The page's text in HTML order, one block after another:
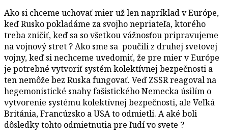
Ako si chceme uchovať mier už len napríklad v Európe,
keď Rusko pokladáme za svojho nepriateľa, ktorého
treba zničiť, keď sa so všetkou vážnosťou pripravujeme
na vojnový stret ? Ako sme sa poučili z druhej svetovej
vojny, keď si nechceme uvedomiť, že pre mier v Európe
je potrebné vytvoriť systém kolektívnej bezpečnosti a
ten nemôže bez Ruska fungovať. Veď ZSSR reagoval na
hegemonistické snahy fašistického Nemecka úsilím o
vytvorenie systému kolektívnej bezpečnosti, ale Veľká
Británia, Francúzsko a USA to odmietli. A aké boli
dôsledky tohto odmietnutia pre ľudí vo svete ?